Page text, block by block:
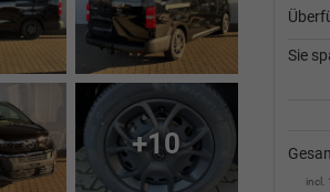
Sie
incl.
+10